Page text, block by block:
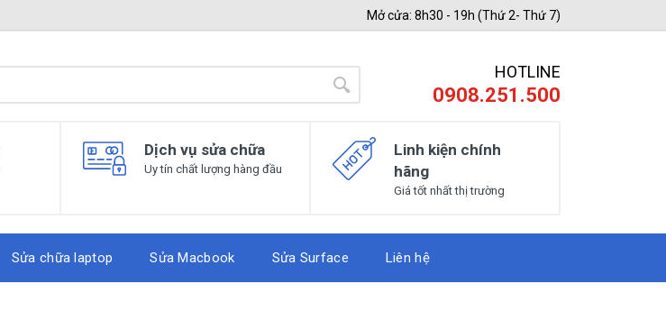
Mở cửa: 8h30 - 19h (Thứ 2- Thứ 7)
HOTLINE
0908.251.500
Dịch vụ sửa chữa
Uy tín chất lượng hàng đầu
Linh kiện chính
hãng
Giá tốt nhất thị trường
Sửa chữa laptop Sửa Macbook Sửa Surface Liên hệ